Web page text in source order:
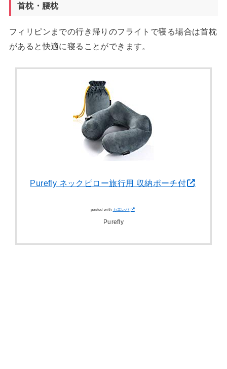
首枕・腰枕
フィリピンまでの行き帰りのフライトで寝る場合は首枕
があると快適に寝ることができます。
Purefly ネックピロー旅行用 収納ポーチ付
posted with カエレバ
Purefly